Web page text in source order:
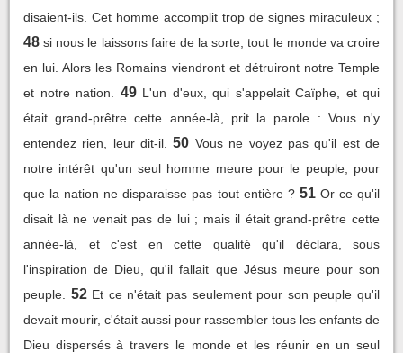
disaient-ils. Cet homme accomplit trop de signes miraculeux ;
48 si nous le laissons faire de la sorte, tout le monde va croire
en lui. Alors les Romains viendront et détruiront notre Temple
et notre nation.
49 L'un d'eux, qui s'appelait Caïphe, et qui
était grand-prêtre cette année-là, prit la parole : Vous n'y
entendez rien, leur dit-il.
50 Vous ne voyez pas qu'il est de
notre intérêt qu'un seul homme meure pour le peuple, pour
que la nation ne disparaisse pas tout entière ? 51 Or ce qu'il
disait là ne venait pas de lui ; mais il était grand-prêtre cette
année-là, et c'est en cette qualité qu'il déclara, sous
l'inspiration de Dieu, qu'il fallait que Jésus meure pour son
peuple.
52 Et ce n'était pas seulement pour son peuple qu'il
devait mourir, c'était aussi pour rassembler tous les enfants de
Dieu dispersés à travers le monde et les réunir en un seul